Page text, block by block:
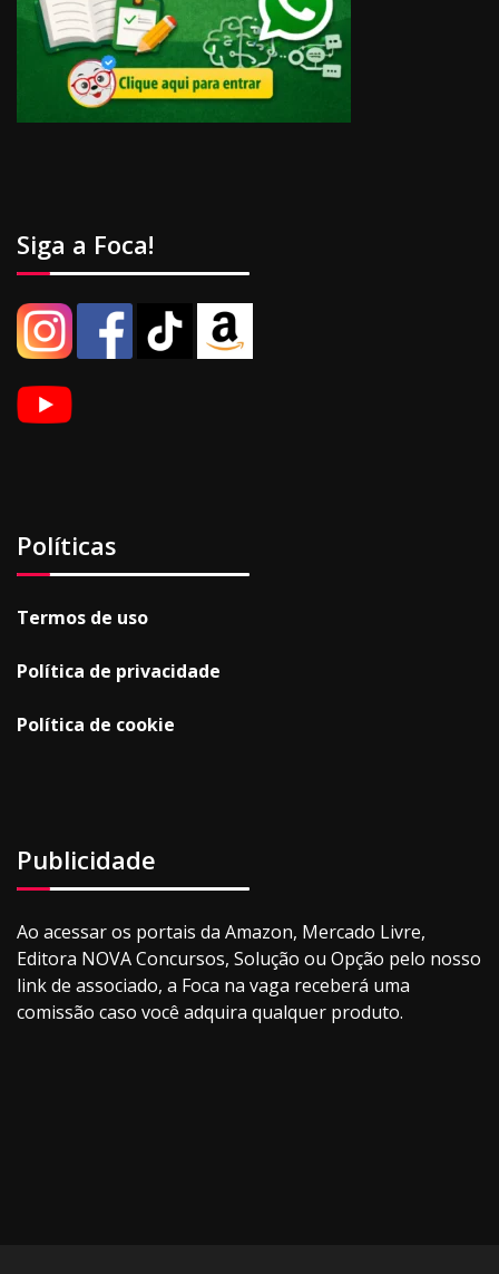
Siga a Foca!
Políticas
Termos de uso
Política de privacidade
Política de cookie
Publicidade
Ao acessar os portais da Amazon, Mercado Livre,
Editora NOVA Concursos, Solução ou Opção pelo nosso
link de associado, a Foca na vaga receberá uma
comissão caso você adquira qualquer produto.